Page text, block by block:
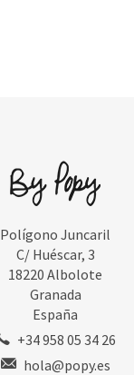
Polígono Juncaril
C/ Huéscar, 3
18220 Albolote
Granada
España
+34 958 05 34 26
hola@popy.es